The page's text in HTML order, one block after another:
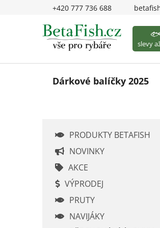
+420 777 736 688
🐟
slevy
Dárkové balíčky 2025
PRODUKTY BETAFISH
NOVINKY
AKCE
VÝPRODEJ
PRUTY
NAVIJÁKY